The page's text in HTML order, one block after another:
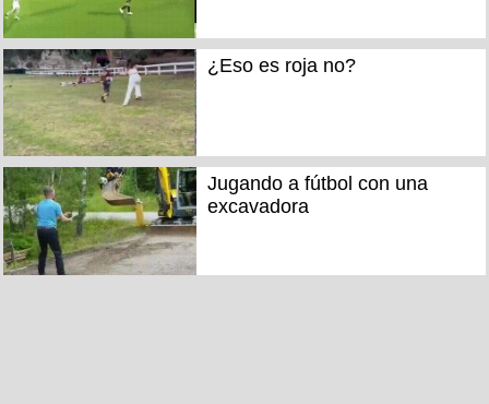
¿Eso es roja no?
Jugando a fútbol con una
excavadora